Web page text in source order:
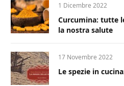
1 Dicembre 2022
Curcumina: tutte
la nostra salute
17 Novembre 2022
Le spezie in